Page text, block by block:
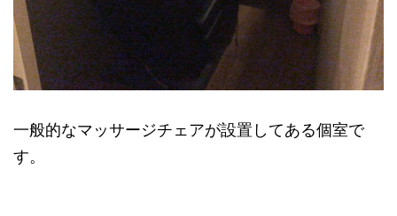
一般的なマッサージチェアが設置してある個室で
す。